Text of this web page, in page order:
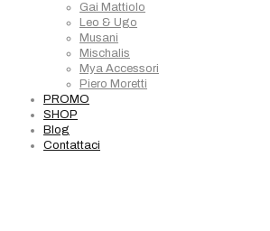
Gai Mattiolo
Leo & Ugo
Musani
Mischalis
Mya Accessori
Piero Moretti
PROMO
SHOP
Blog
Contattaci